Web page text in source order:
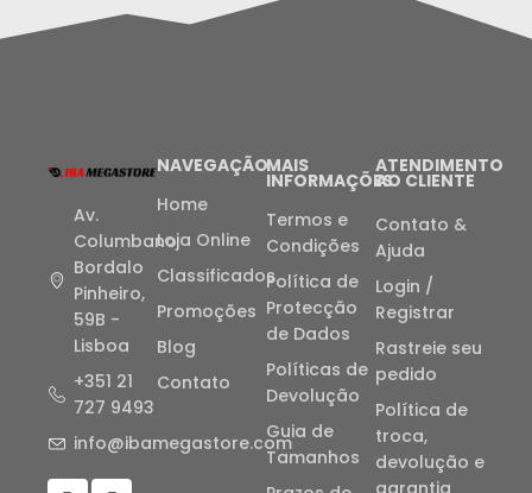
Av.
Columbano
Bordalo
Pinheiro,
59B -
Lisboa
+351 21
727 9493
info@ibamegastore.com
NAVEGAÇÃO
Home
Loja Online
Classificados
Promoções
Blog
Contato
MAIS
INFORMAÇÕES
Termos e
Condições
Política de
Protecção
de Dados
Políticas de
Devolução
Guia de
Tamanhos
ATENDIMENTO
AO CLIENTE
Contato &
Ajuda
Login /
Registrar
Rastreie seu
pedido
Política de
troca,
devolução e